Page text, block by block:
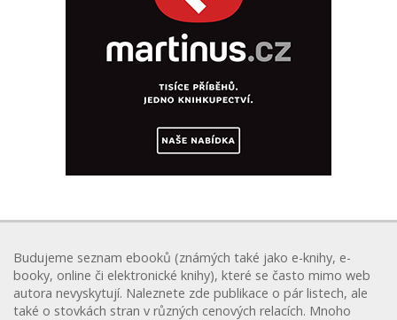
Budujeme seznam ebooků (známých také jako e-knihy, e-
booky, online či elektronické knihy), které se často mimo web
autora nevyskytují. Naleznete zde publikace o pár listech, ale
také o stovkách stran v různých cenových relacích. Mnoho